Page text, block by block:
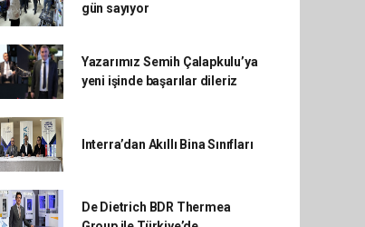
gün sayıyor
Yazarımız Semih Çalapkulu’ya
yeni işinde başarılar dileriz
Interra’dan Akıllı Bina Sınıfları
De Dietrich BDR Thermea